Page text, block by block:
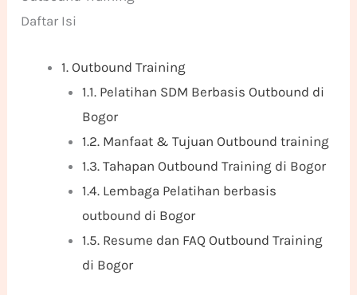
Daftar Isi
1. Outbound Training
1.1.Pelatihan SDM Berbasis Outbound di
Bogor
1.2.Manfaat & Tujuan Outbound training
1.3.Tahapan Outbound Training di Bogor
1.4.Lembaga Pelatihan berbasis
outbound di Bogor
1.5.Resume dan FAQ Outbound Training
di Bogor